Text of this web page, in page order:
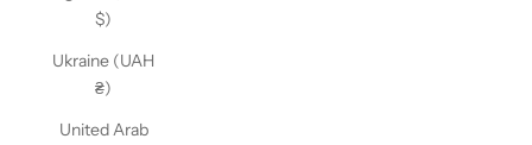
$)
Ukraine (UAH
₴)
United Arab